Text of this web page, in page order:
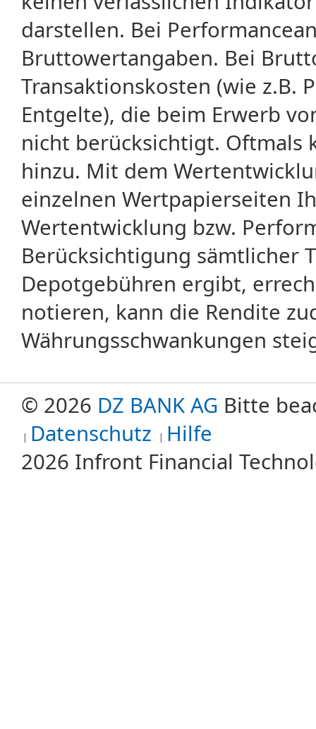
darstellen. Bei
Bruttowertangaben. Bei
Transaktionskosten (wie z.B.
Entgelte), die beim Erwerb
nicht berücksichtigt. Oftmals
hinzu. Mit dem
einzelnen Wertpapierseiten
Wertentwicklung bzw.
Berücksichtigung sämtlicher
Depotgebühren ergibt,
notieren, kann die Rendite
Währungsschwankungen
© 2026 DZ BANK AG Bitte
Datenschutz Hilfe
2026 Infront Financial